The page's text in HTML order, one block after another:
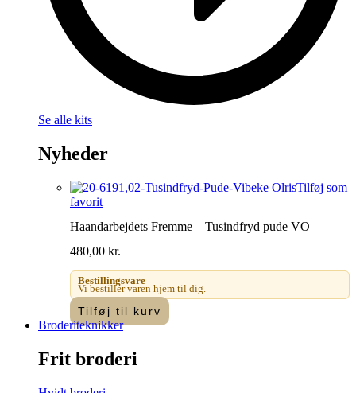
Se alle kits
Nyheder
Tilføj som
favorit
Haandarbejdets Fremme – Tusindfryd pude VO
480,00 kr.
Bestillingsvare
Vi bestiller varen hjem til dig.
Tilføj til kurv
Broderiteknikker
Frit broderi